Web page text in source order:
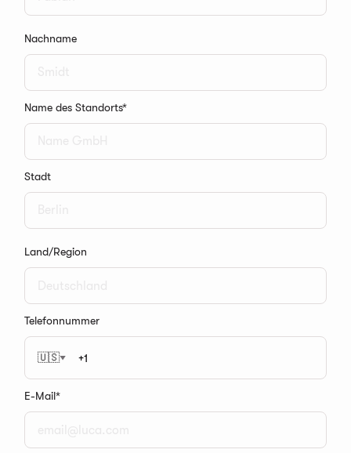
Nachname
Name des Standorts*
Stadt
Land/Region
Telefonnummer
🇺🇸
E-Mail*